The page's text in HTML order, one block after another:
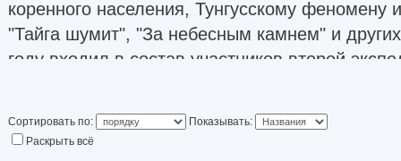
коренного населения, Тунгусскому феномену
"Тайга шумит", "За небесным камнем" и
году входил в состав участников второй
возглавлявшейся Л.А. Куликом.
Сортировать по:
Показывать:
Раскрыть всё